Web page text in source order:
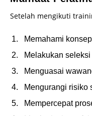
Setelah mengikuti
Memahami
Melakukan
Menguasai
Mengurangi risiko
Mempercepat